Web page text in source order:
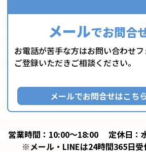
メールでお問合
お電話が苦手な方はお問い合わせ
ご登録いただきご相談ください。
メールでお問合せはこちら
営業時間：10:00～18:00
定休日：
※メール・LINEは24時間365日受